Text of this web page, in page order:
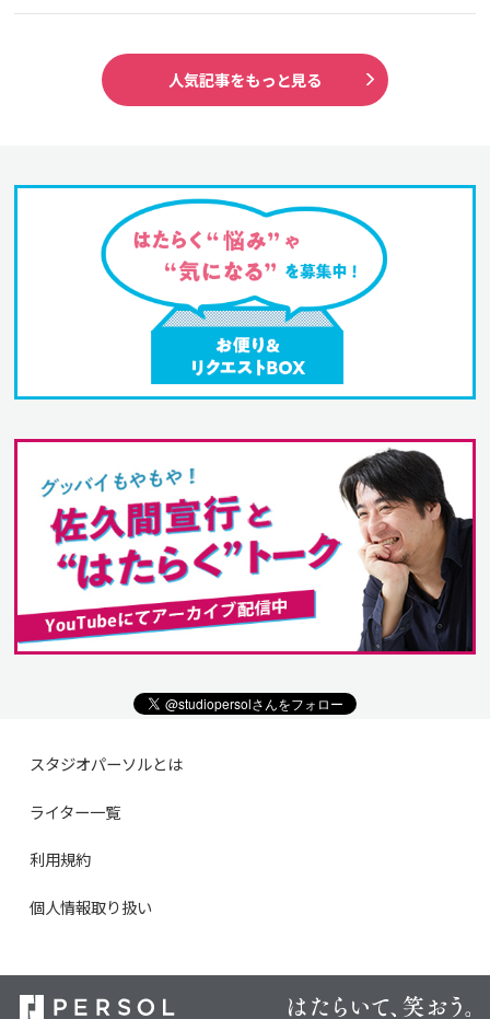
人気記事をもっと見る
スタジオパーソルとは
ライター一覧
利用規約
個人情報取り扱い